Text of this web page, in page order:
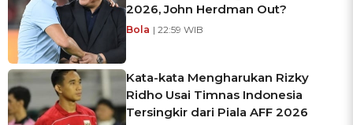
2026, John Herdman Out?
Bola | 22:59 WIB
Kata-kata Mengharukan Rizky
Ridho Usai Timnas Indonesia
Tersingkir dari Piala AFF 2026